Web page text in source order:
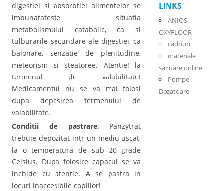
digestiei si absorbtiei alimentelor se
imbunatateste situatia
metabolismului catabolic, ca si
tulburarile secundare ale digestiei, ca
balonare, senzatie de plenitudine,
meteorism si steatoree. Atentie! la
termenul de valabilitate!
Medicamentul nu se va mai folosi
dupa depasirea termenului de
valabilitate.
Conditii de pastrare: Panzytrat
trebuie depozitat intr-un mediu uscat,
la o temperatura de sub 20 grade
Celsius. Dupa folosire capacul se va
inchide cu atentie. A se pastra in
locuri inaccesibile copiilor!
LINKS
ANIOS
OXYFLOOR
cadouri
materiale
sanitare online
Pompe
Dozatoare